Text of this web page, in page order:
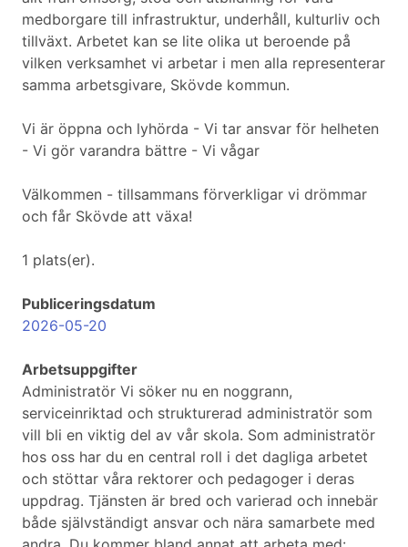
medborgare till infrastruktur, underhåll, kulturliv och
tillväxt. Arbetet kan se lite olika ut beroende på
vilken verksamhet vi arbetar i men alla representerar
samma arbetsgivare, Skövde kommun.
Vi är öppna och lyhörda - Vi tar ansvar för helheten
- Vi gör varandra bättre - Vi vågar
Välkommen - tillsammans förverkligar vi drömmar
och får Skövde att växa!
1 plats(er).
Publiceringsdatum
2026-05-20
Arbetsuppgifter
Administratör Vi söker nu en noggrann,
serviceinriktad och strukturerad administratör som
vill bli en viktig del av vår skola. Som administratör
hos oss har du en central roll i det dagliga arbetet
och stöttar våra rektorer och pedagoger i deras
uppdrag. Tjänsten är bred och varierad och innebär
både självständigt ansvar och nära samarbete med